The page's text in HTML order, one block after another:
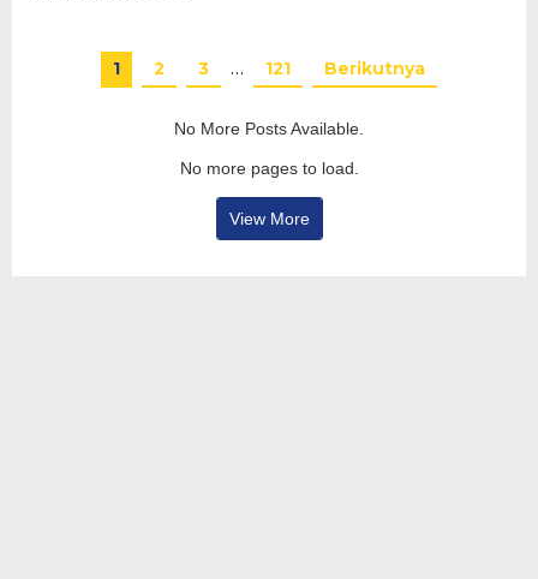
1 2 3 … 121 Berikutnya
No More Posts Available.
No more pages to load.
View More